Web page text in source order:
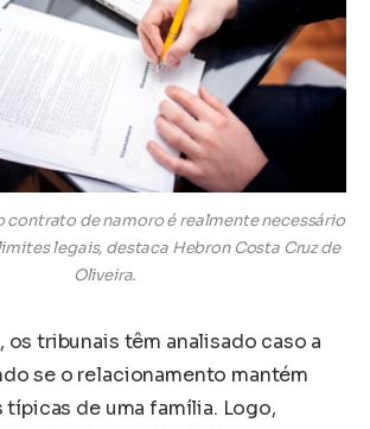
contrato de namoro é realmente necessário
legais, destaca Hebron Costa Cruz de
Oliveira.
os tribunais têm analisado caso a
se o relacionamento mantém
de uma família. Logo,